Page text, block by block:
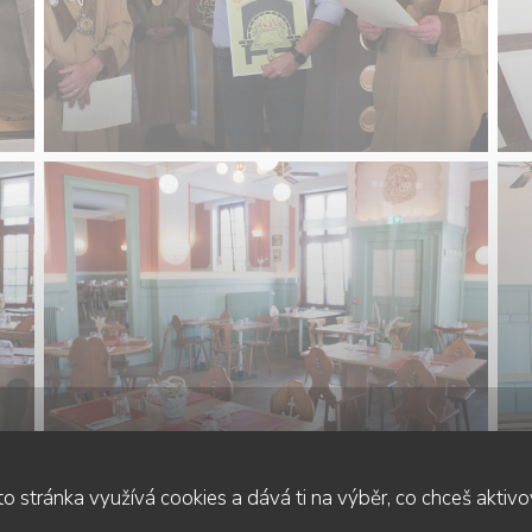
stránka využívá cookies a dává ti na výběr, co chceš